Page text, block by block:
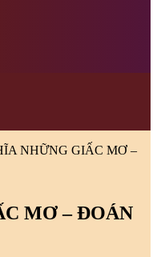
NHỮNG GIẤC MƠ –
MƠ – ĐOÁN